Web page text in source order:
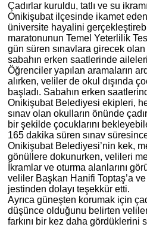
Çadırlar kuruldu, tatlı ve su
Onikişubat ilçesinde ikamet
üniversite hayalini
maratonunun Temel Yeterlilik
gün süren sınavlara girecek
sabahın erken saatlerinde
Öğrenciler yapılan aramaların
alırken, veliler de okul dışında
başladı. Sabahın erken
Onikişubat Belediyesi ekipleri,
sınav olan okulların önünde
bir şekilde çocuklarını
165 dakika süren sınav
Onikişubat Belediyesi’nin kek,
gönüllere dokunurken, velileri
İkramlar ve oturma alanlarını
veliler Başkan Hanifi Toptaş’a
jestinden dolayı teşekkür etti.
Ayrıca güneşten korumak için
düşünce olduğunu belirten
farkını bir kez daha gördüklerini